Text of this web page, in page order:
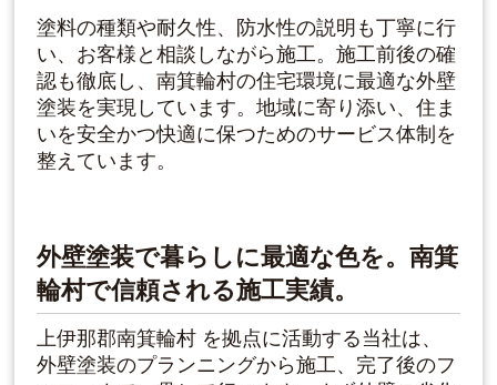
塗料の種類や耐久性、防水性の説明も丁寧に行
い、お客様と相談しながら施工。施工前後の確
認も徹底し、南箕輪村の住宅環境に最適な外壁
塗装を実現しています。地域に寄り添い、住ま
いを安全かつ快適に保つためのサービス体制を
整えています。
外壁塗装で暮らしに最適な色を。南箕
輪村で信頼される施工実績。
上伊那郡南箕輪村 を拠点に活動する当社は、
外壁塗装のプランニングから施工、完了後のフ